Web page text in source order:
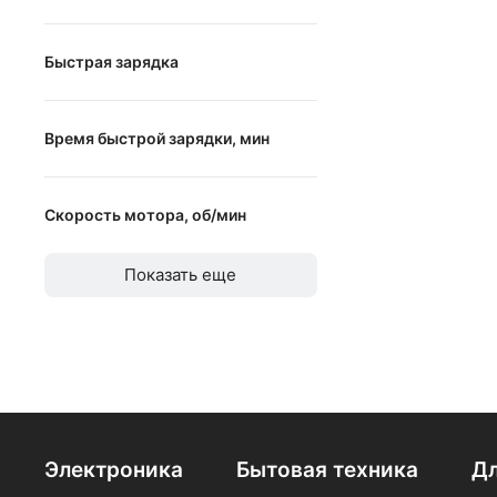
Li-ion
NiMH
NiCd
Быстрая зарядка
Быстрая зарядка
Время быстрой зарядки, мин
Скорость мотора, об/мин
до
Показать еще
Электроника Бытовая техника